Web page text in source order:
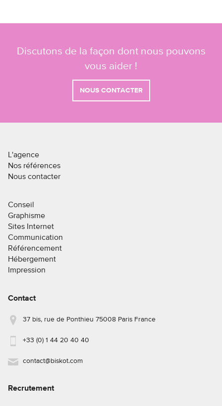
Discutons de la façon dont nous pouvons
vous aider !
NOUS CONTACTER
L'agence
Nos références
Nous contacter
Conseil
Graphisme
Sites Internet
Communication
Référencement
Hébergement
Impression
Contact
37 bis, rue de Ponthieu 75008 Paris France
+33 (0) 1 44 20 40 40
contact@biskot.com
Recrutement